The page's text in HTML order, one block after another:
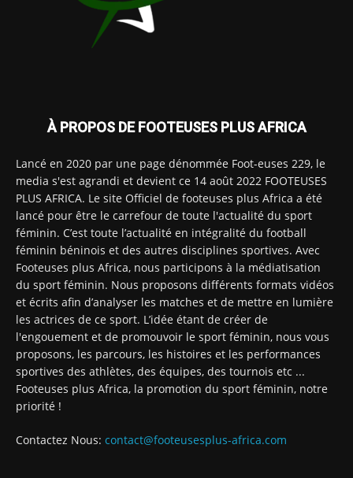
À PROPOS DE FOOTEUSES PLUS AFRICA
Lancé en 2020 par une page dénommée Foot-euses 229, le
media s'est agrandi et devient ce 14 août 2022 FOOTEUSES
PLUS AFRICA. Le site Officiel de footeuses plus Africa a été
lancé pour être le carrefour de toute l'actualité du sport
féminin. C’est toute l’actualité en intégralité du football
féminin béninois et des autres disciplines sportives. Avec
Footeuses plus Africa, nous participons à la médiatisation
du sport féminin. Nous proposons différents formats vidéos
et écrits afin d’analyser les matches et de mettre en lumière
les actrices de ce sport. L’idée étant de créer de
l'engouement et de promouvoir le sport féminin, nous vous
proposons, les parcours, les histoires et les performances
sportives des athlètes, des équipes, des tournois etc ...
Footeuses plus Africa, la promotion du sport féminin, notre
priorité !
Contactez Nous: contact@footeusesplus-africa.com